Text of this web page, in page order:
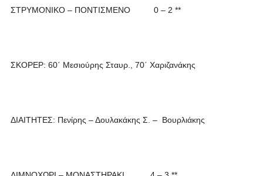
ΣΤΡΥΜΟΝΙΚΟ – ΠΟΝΤΙΣΜΕΝΟ 0 – 2 **
ΣΚΟΡΕΡ: 60΄ Μεσιούρης Σταυρ., 70΄ Χαριζανάκης
ΔΙΑΙΤΗΤΕΣ: Πενίρης – Δουλακάκης Σ. – Βουρλιάκης